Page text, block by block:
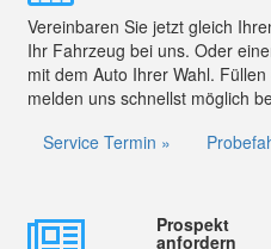
Vereinbaren Sie jetzt gleich
Ihr Fahrzeug bei uns. Oder
mit dem Auto Ihrer Wahl.
melden uns schnellst möglich
Service Termin »
Prospekt
anfordern